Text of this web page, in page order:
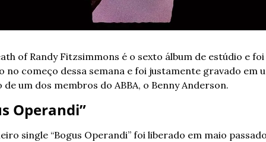
of Randy Fitzsimmons é o sexto álbum de estúdio e foi
no começo dessa semana e foi justamente gravado em
de um dos membros do ABBA, o Benny Anderson.
Operandi”
single “Bogus Operandi” foi liberado em maio